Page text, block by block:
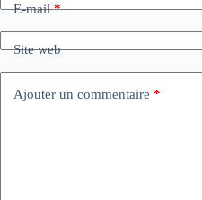
E-mail*
Site web
Ajouter un commentaire *